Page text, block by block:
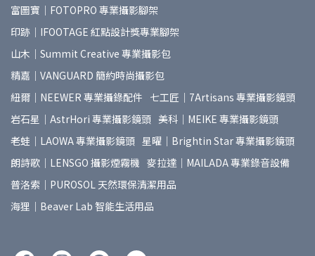
富圖寶｜FOTOPRO 專業攝影腳架
印跡｜IFOOTAGE 紅點設計獎專業腳架
山木｜Summit Creative 專業攝影包
精嘉｜VANGUARD 簡約時尚攝影包
紐爾｜NEEWER 專業攝錄配件 七工匠｜7Artisans 專業攝影鏡頭
岩石星｜AstrHori 專業攝影鏡頭 美科｜MEIKE 專業攝影鏡頭
老蛙｜LAOWA 專業攝影鏡頭 星曜｜Brightin Star 專業攝影鏡頭
朗詩歌｜LENSGO 攝影煙霧機 麥拉達｜MAILADA 專業錄音設備
普洛索｜PUROSOL 天然環保清潔用品
海狸｜Beaver Lab 智能生活用品